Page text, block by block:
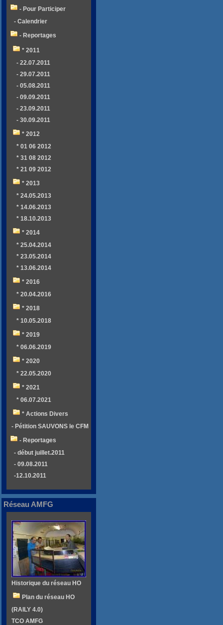
- Pour Participer
- Calendrier
- Reportages
* 2011
- 22.07.2011
- 29.07.2011
- 05.08.2011
- 09.09.2011
- 23.09.2011
- 30.09.2011
* 2012
* 01 06 2012
* 31 08 2012
* 21 09 2012
* 2013
* 24.05.2013
* 14.06.2013
* 18.10.2013
* 2014
* 25.04.2014
* 23.05.2014
* 13.06.2014
* 2016
* 20.04.2016
* 2018
* 10.05.2018
* 2019
* 06.06.2019
* 2020
* 22.05.2020
* 2021
* 06.07.2021
* Actions Divers
- Pétition SAUVONS le CFM
- Reportages
- début juillet.2011
- 09.08.2011
-12.10.2011
Réseau AMFG
Historique du réseau HO
Plan du réseau HO
(RAILY 4.0)
TCO AMFG